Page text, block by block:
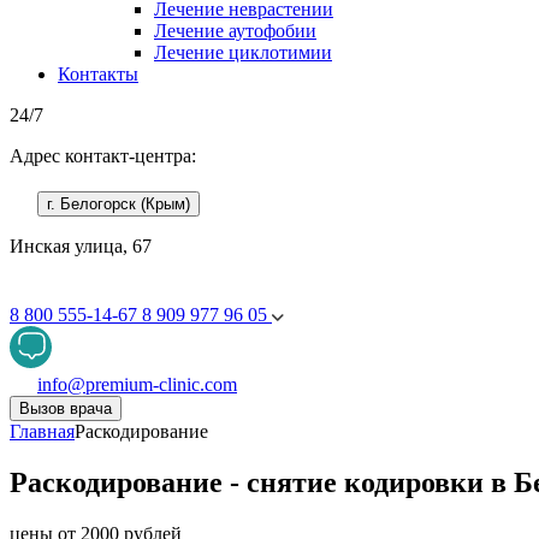
Лечение неврастении
Лечение аутофобии
Лечение циклотимии
Контакты
24/7
Адрес контакт-центра:
г. Белогорск (Крым)
Инская улица, 67
8 800 555-14-67 8 909 977 96 05
info@premium-clinic.com
Вызов врача
ГлавнаяРаскодирование
Раскодирование - снятие кодировки в
цены от 2000 рублей